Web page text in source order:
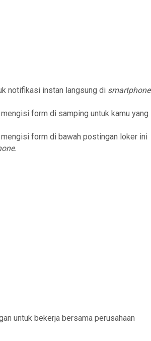
notifikasi instan langsung di smartphone
form di samping untuk kamu yang
form di bawah postingan loker ini
.
untuk bekerja bersama perusahaan